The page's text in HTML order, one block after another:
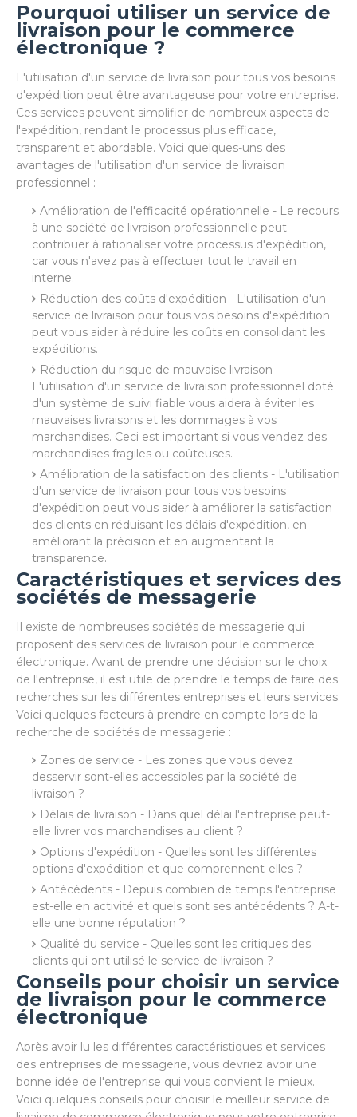
Pourquoi utiliser un service de
livraison pour le commerce
électronique ?
L'utilisation d'un service de livraison pour tous vos besoins
d'expédition peut être avantageuse pour votre entreprise.
Ces services peuvent simplifier de nombreux aspects de
l'expédition, rendant le processus plus efficace,
transparent et abordable. Voici quelques-uns des
avantages de l'utilisation d'un service de livraison
professionnel :
Amélioration de l'efficacité opérationnelle - Le recours
à une société de livraison professionnelle peut
contribuer à rationaliser votre processus d'expédition,
car vous n'avez pas à effectuer tout le travail en
interne.
Réduction des coûts d'expédition - L'utilisation d'un
service de livraison pour tous vos besoins d'expédition
peut vous aider à réduire les coûts en consolidant les
expéditions.
Réduction du risque de mauvaise livraison -
L'utilisation d'un service de livraison professionnel doté
d'un système de suivi fiable vous aidera à éviter les
mauvaises livraisons et les dommages à vos
marchandises. Ceci est important si vous vendez des
marchandises fragiles ou coûteuses.
Amélioration de la satisfaction des clients - L'utilisation
d'un service de livraison pour tous vos besoins
d'expédition peut vous aider à améliorer la satisfaction
des clients en réduisant les délais d'expédition, en
améliorant la précision et en augmentant la
transparence.
Caractéristiques et services des
sociétés de messagerie
Il existe de nombreuses sociétés de messagerie qui
proposent des services de livraison pour le commerce
électronique. Avant de prendre une décision sur le choix
de l'entreprise, il est utile de prendre le temps de faire des
recherches sur les différentes entreprises et leurs services.
Voici quelques facteurs à prendre en compte lors de la
recherche de sociétés de messagerie :
Zones de service - Les zones que vous devez
desservir sont-elles accessibles par la société de
livraison ?
Délais de livraison - Dans quel délai l'entreprise peut-
elle livrer vos marchandises au client ?
Options d'expédition - Quelles sont les différentes
options d'expédition et que comprennent-elles ?
Antécédents - Depuis combien de temps l'entreprise
est-elle en activité et quels sont ses antécédents ? A-t-
elle une bonne réputation ?
Qualité du service - Quelles sont les critiques des
clients qui ont utilisé le service de livraison ?
Conseils pour choisir un service
de livraison pour le commerce
électronique
Après avoir lu les différentes caractéristiques et services
des entreprises de messagerie, vous devriez avoir une
bonne idée de l'entreprise qui vous convient le mieux.
Voici quelques conseils pour choisir le meilleur service de